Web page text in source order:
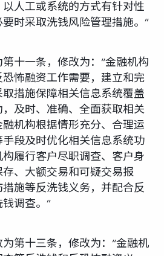
人工或系统的方式有针对性
时采取洗钱风险管理措施。”
第十一条，修改为：“金融机构
怖融资工作需要，建立和完
措施保障相关信息系统覆盖
及时、准确、全面获取相关
机构根据情形充分、合理运
段及时优化相关信息系统功
履行客户尽职调查、客户身
、大额交易和可疑交易报
施等反洗钱义务，并配合反
调查。”
为第十三条，修改为：“金融机